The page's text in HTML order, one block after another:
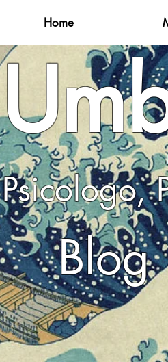
Home
Blog